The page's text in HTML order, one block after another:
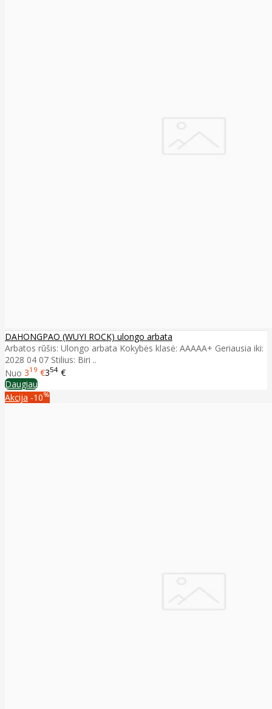
DAHONGPAO (WUYI ROCK) ulongo arbata
Arbatos rūšis: Ulongo arbata Kokybės klasė: AAAAA+ Geriausia iki:
2028 04 07 Stilius: Biri ..
Nuo 319 €354 €
Daugiau
Akcija -10%